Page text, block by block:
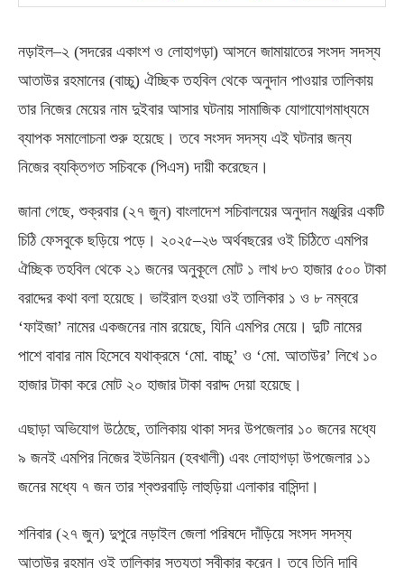
নড়াইল–২ (সদরের একাংশ ও লোহাগড়া) আসনে জামায়াতের সংসদ সদস্য
আতাউর রহমানের (বাচ্চু) ঐচ্ছিক তহবিল থেকে অনুদান পাওয়ার তালিকায়
তার নিজের মেয়ের নাম দুইবার আসার ঘটনায় সামাজিক যোগাযোগমাধ্যমে
ব্যাপক সমালোচনা শুরু হয়েছে। তবে সংসদ সদস্য এই ঘটনার জন্য
নিজের ব্যক্তিগত সচিবকে (পিএস)দায়ী করেছেন।
জানা গেছে,শুক্রবার (২৭ জুন) বাংলাদেশ সচিবালয়ের অনুদান মঞ্জুরির একটি
চিঠি ফেসবুকে ছড়িয়ে পড়ে। ২০২৫–২৬ অর্থবছরের ওই চিঠিতে এমপির
ঐচ্ছিক তহবিল থেকে ২১ জনের অনুকূলে মোট ১ লাখ ৮৩ হাজার ৫০০ টাকা
বরাদ্দের কথা বলা হয়েছে। ভাইরাল হওয়া ওই তালিকার ১ ও ৮ নম্বরে
‘ফাইজা’ নামের একজনের নাম রয়েছে, যিনি এমপির মেয়ে। দুটি নামের
পাশে বাবার নাম হিসেবে যথাক্রমে ‘মো. বাচ্চু’ ও ‘মো. আতাউর’ লিখে ১০
হাজার টাকা করে মোট ২০ হাজার টাকা বরাদ্দ দেয়া হয়েছে।
এছাড়া অভিযোগ উঠেছে,তালিকায় থাকা সদর উপজেলার ১০ জনের মধ্যে
৯ জনই এমপির নিজের ইউনিয়ন (হবখালী) এবং লোহাগড়া উপজেলার ১১
জনের মধ্যে ৭ জন তার শ্বশুরবাড়ি লাহুড়িয়া এলাকার বাসিন্দা।
শনিবার (২৭ জুন) দুপুরে নড়াইল জেলা পরিষদে দাঁড়িয়ে সংসদ সদস্য
আতাউর রহমান ওই তালিকার সত্যতা স্বীকার করেন। তবে তিনি দাবি